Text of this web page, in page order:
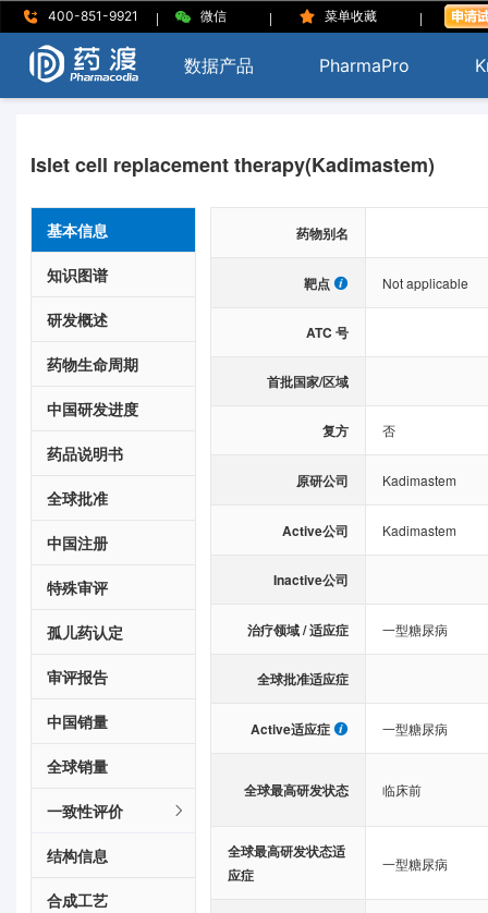
400-851-9921 | 微信 | 菜单收藏 |
数据产品 PharmaPro
Islet cell replacement therapy(Kadimastem)
基本信息
知识图谱
研发概述
药物生命周期
中国研发进度
药品说明书
全球批准
中国注册
特殊审评
孤儿药认定
审评报告
中国销量
全球销量
一致性评价
结构信息
合成工艺
药物别名
靶点 Not applicable
ATC 号
首批国家/区域
复方 否
原研公司 Kadimastem
Active公司 Kadimastem
Inactive公司
治疗领域 / 适应症 一型糖尿病
全球批准适应症
Active适应症 一型糖尿病
全球最高研发状态 临床前
全球最高研发状态适
应症
一型糖尿病